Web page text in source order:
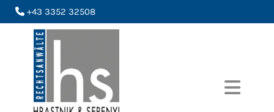
 +43 3352 32508